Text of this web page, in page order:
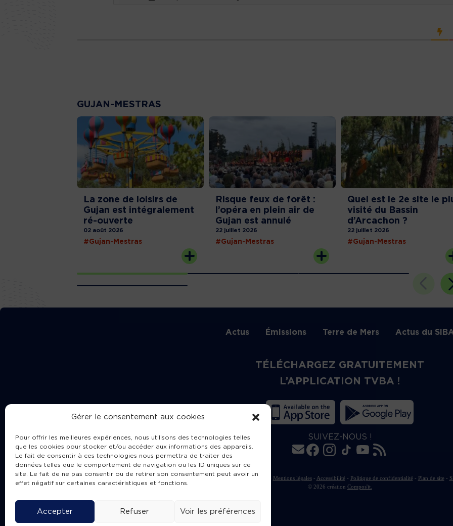
Gérer le consentement aux cookies
Pour offrir les meilleures expériences, nous utilisons des technologies telles
que les cookies pour stocker et/ou accéder aux informations des appareils.
Le fait de consentir à ces technologies nous permettra de traiter des
données telles que le comportement de navigation ou les ID uniques sur ce
site. Le fait de ne pas consentir ou de retirer son consentement peut avoir un
effet négatif sur certaines caractéristiques et fonctions.
Accepter Refuser Voir les préférences
GUJAN-MESTRAS
La zone de loisirs de
Gujan est intégralement
ré-ouverte
02 août 2026
#Gujan-Mestras
Risque feux de forêt :
l’opéra en plein air de
Gujan est annulé
22 juillet 2026
#Gujan-Mestras
Quel est le 2e site le
visité du Bassin
d’Arcachon ?
22 juillet 2026
#Gujan-Mestras
Actus Émissions Terre de Mers Actus du
TÉLÉCHARGEZ GRATUITEMENT
L’APPLICATION TVBA !
SUIVEZ-NOUS !
Charte de publication Mentions légales- Accessibilité- Politique de confidentialité- Plan de site-
© 2026 création Compos'it.